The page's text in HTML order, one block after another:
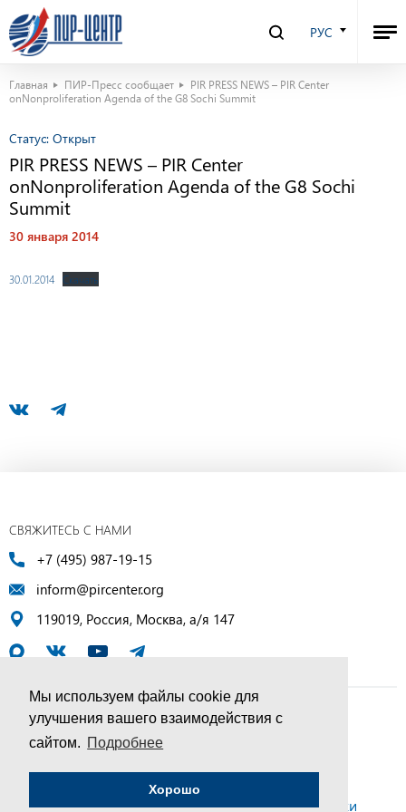
Мы используем файлы cookie для
улучшения вашего взаимодействия с
сайтом. Подробнее
Хорошо
РУС
Главная ПИР-Пресс сообщает
PIR PRESS NEWS – PIR Center
onNonproliferation Agenda of the G8 Sochi Summit
Статус: Открыт
PIR PRESS NEWS – PIR Center
onNonproliferation Agenda of the G8 Sochi
Summit
30 января 2014
30.01.2014 Скачать
СВЯЖИТЕСЬ С НАМИ
+7 (495) 987-19-15
inform@pircenter.org
119019, Россия, Москва, а/я 147
© ПИР-Центр, 1994–2025 | Все права защищены
Соглашение об обработке персональных данных
Политика конфиденциальности и условия обработки